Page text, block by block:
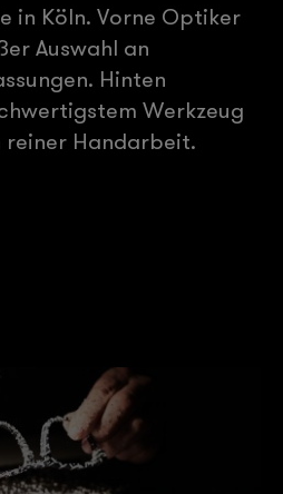
in Köln. Vorne Optiker
Auswahl an
Hinten
Werkzeug
Handarbeit.